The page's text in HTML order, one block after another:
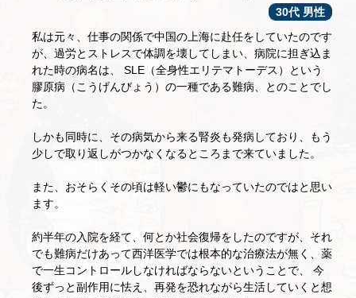
30代 男性
私は元々、仕事の関係で中国の上海に赴任をしていたのです
が、過労とストレスで体調を壊してしまい、病院に担ぎ込ま
れた時の病名は、 SLE（全身性エリテマトーデス）という
膠原病（こうげんびょう）の一種である難病、とのことでし
た。
しかも同時に、その病気から来る腎炎も発病しており、もう
少しで取り返しがつかなくなるところまで来ていました。
また、おそらくその頃は軽い鬱にもなっていたのではと思い
ます。
約半年の入院を経て、何とか社会復帰をしたのですが、それ
でも難病だけあって西洋医学では根本的な治療法が無く、薬
で一生コントロールしなければならないということで、 今
後ずっと副作用に怯え、再発を恐れながら生活していくと想